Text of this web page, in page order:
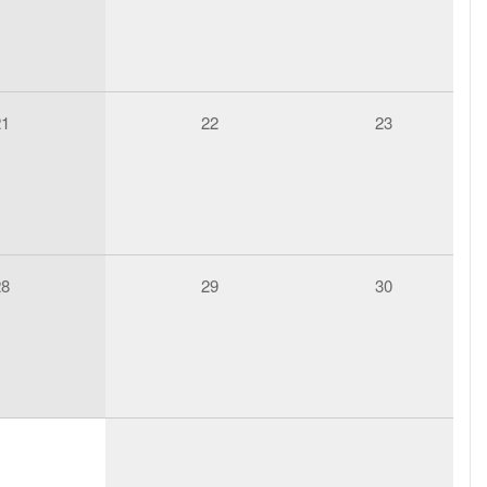
22 23
29 30